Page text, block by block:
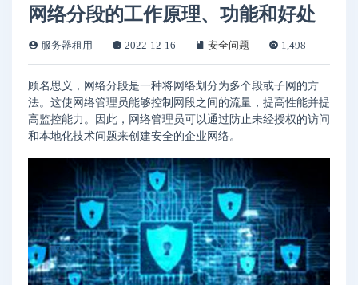
网络分段的工作原理、功能和好处
服务器租用 2022-12-16 安全问题 1,498
顾名思义，网络分段是一种将网络划分为多个段或子网的方
法。这使网络管理员能够控制网段之间的流量，提高性能并提
高监控能力。因此，网络管理员可以通过防止未经授权的访问
和本地化技术问题来创建安全的企业网络。